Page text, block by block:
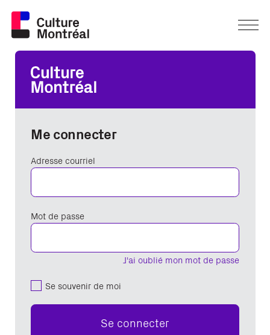
Me connecter
Adresse courriel
J'ai oublié mon mot de passe
Mot de passe
Se souvenir de moi
Se connecter